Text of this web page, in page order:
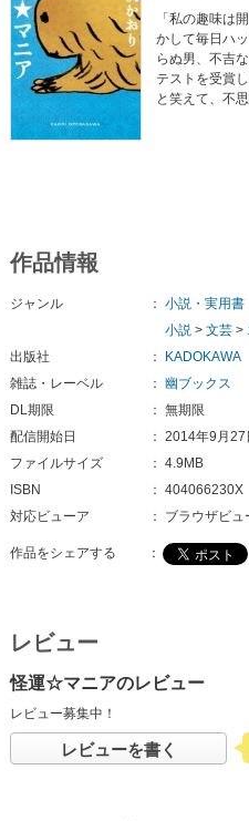
「私の趣味は
かして毎日ハ
らぬ男、不吉
テストを受賞
と笑えて、不
作品情報
ジャンル ： 小説・実用書
小説 > 文芸 >
出版社
：
KADOKAWA
雑誌・レーベル
：
幽ブックス
DL期限
： 無期限
配信開始日
： 2014年9月27
ファイルサイズ
： 4.9MB
ISBN
： 404066230X
対応ビューア
： ブラウザビュ
作品をシェアする ：
レビュー
怪運☆マニアのレビュー
レビュー募集中！
レビューを書く